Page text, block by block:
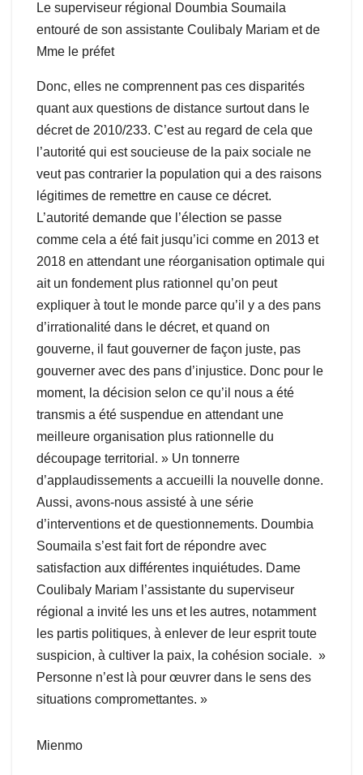
Le superviseur régional Doumbia Soumaila
entouré de son assistante Coulibaly Mariam et de
Mme le préfet
Donc, elles ne comprennent pas ces disparités
quant aux questions de distance surtout dans le
décret de 2010/233. C’est au regard de cela que
l’autorité qui est soucieuse de la paix sociale ne
veut pas contrarier la population qui a des raisons
légitimes de remettre en cause ce décret.
L’autorité demande que l’élection se passe
comme cela a été fait jusqu’ici comme en 2013 et
2018 en attendant une réorganisation optimale qui
ait un fondement plus rationnel qu’on peut
expliquer à tout le monde parce qu’il y a des pans
d’irrationalité dans le décret, et quand on
gouverne, il faut gouverner de façon juste, pas
gouverner avec des pans d’injustice. Donc pour le
moment, la décision selon ce qu’il nous a été
transmis a été suspendue en attendant une
meilleure organisation plus rationnelle du
découpage territorial. » Un tonnerre
d’applaudissements a accueilli la nouvelle donne.
Aussi, avons-nous assisté à une série
d’interventions et de questionnements. Doumbia
Soumaila s’est fait fort de répondre avec
satisfaction aux différentes inquiétudes. Dame
Coulibaly Mariam l’assistante du superviseur
régional a invité les uns et les autres, notamment
les partis politiques, à enlever de leur esprit toute
suspicion, à cultiver la paix, la cohésion sociale. »
Personne n’est là pour œuvrer dans le sens des
situations compromettantes. »
Mienmo